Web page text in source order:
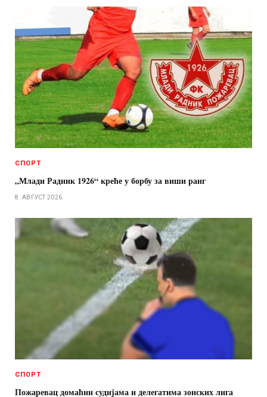
СПОРТ
„Млади Радник 1926“ креће у борбу за виши ранг
8. АВГУСТ 2026.
СПОРТ
Пожаревац домаћин судијама и делегатима зонских лига